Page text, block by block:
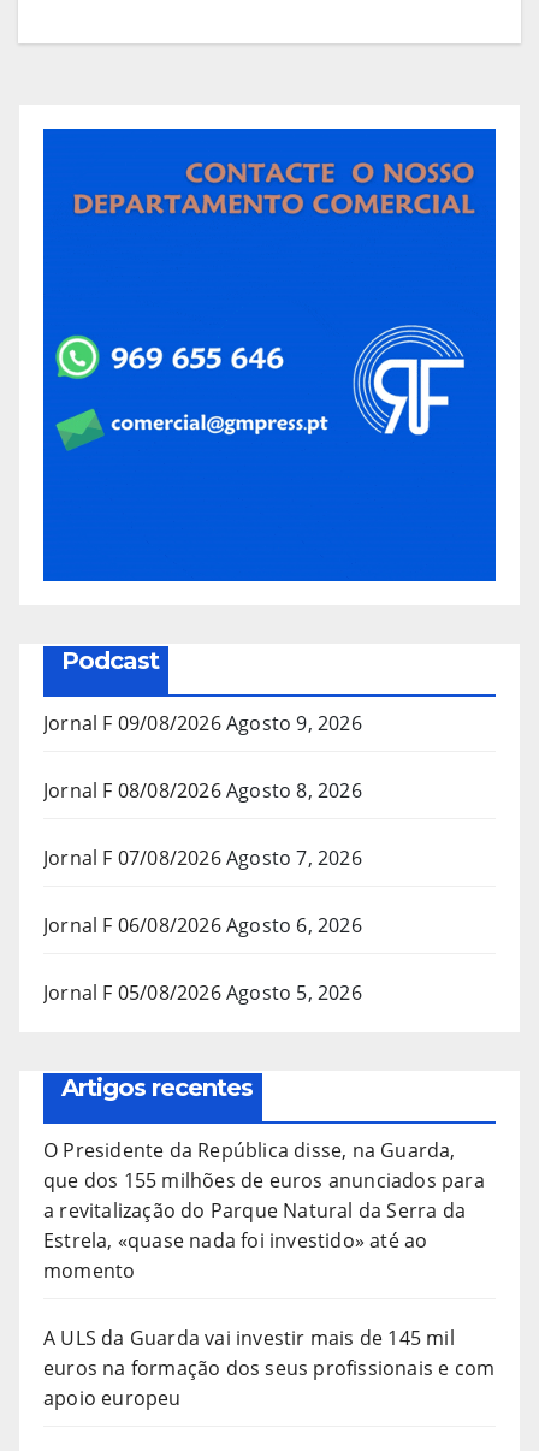
Podcast
Jornal F 09/08/2026Agosto 9, 2026
Jornal F 08/08/2026Agosto 8, 2026
Jornal F 07/08/2026Agosto 7, 2026
Jornal F 06/08/2026Agosto 6, 2026
Jornal F 05/08/2026Agosto 5, 2026
Artigos recentes
O Presidente da República disse, na Guarda,
que dos 155 milhões de euros anunciados para
a revitalização do Parque Natural da Serra da
Estrela, «quase nada foi investido» até ao
momento
A ULS da Guarda vai investir mais de 145 mil
euros na formação dos seus profissionais e com
apoio europeu